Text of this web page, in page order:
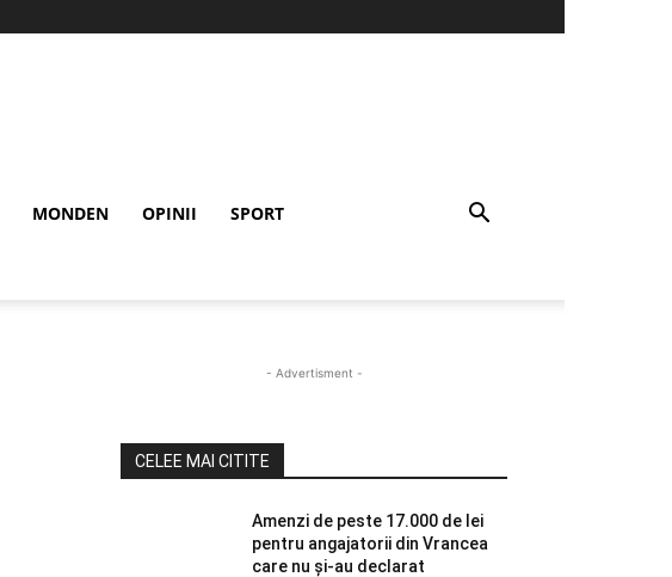
MONDEN OPINII SPORT
- Advertisment -
CELEE MAI CITITE
Amenzi de peste 17.000 de lei
pentru angajatorii din Vrancea
care nu și-au declarat